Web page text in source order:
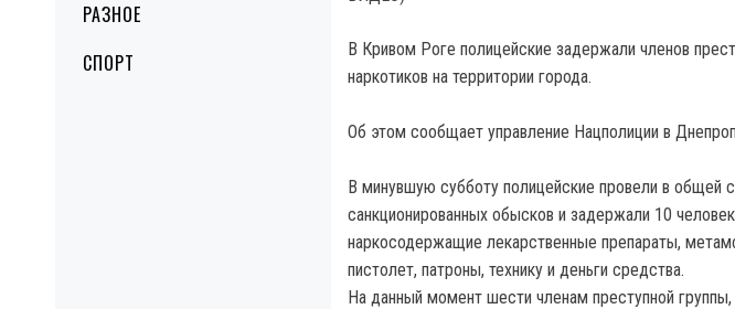
РАЗНОЕ
СПОРТ
В Кривом Роге полицейские задержали членов
наркотиков на территории города.
Об этом сообщает управление Нацполиции в
В минувшую субботу полицейские провели в общей
санкционированных обысков и задержали 10
наркосодержащие лекарственные препараты,
пистолет, патроны, технику и деньги средства.
На данный момент шести членам преступной